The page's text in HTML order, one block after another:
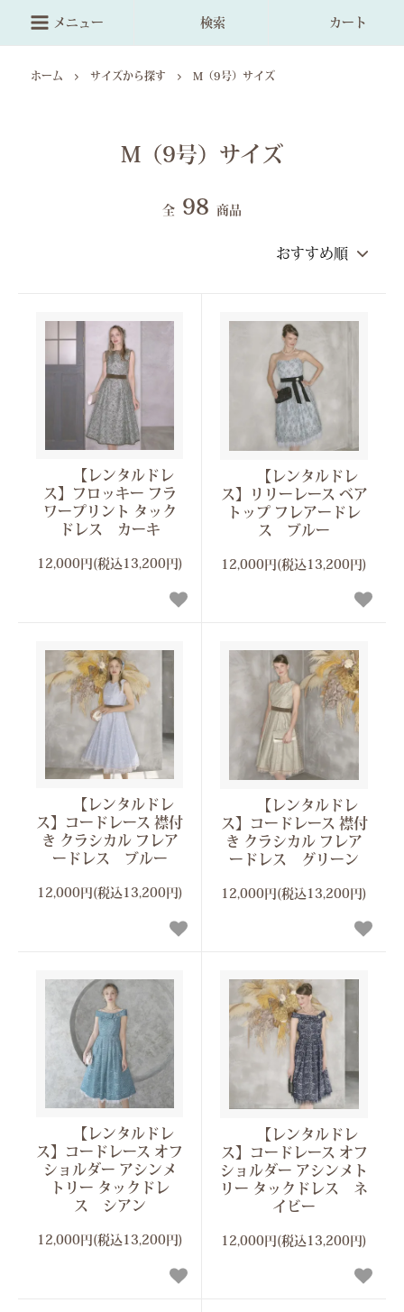
メニュー 検索 カート
ホーム サイズから探す M（9号）サイズ
M（9号）サイズ
全 98 商品
【レンタルドレ
ス】フロッキー フラ
ワープリント タック
ドレス カーキ
12,000円(税込13,200円)
【レンタルドレ
ス】リリーレース ベア
トップ フレアードレ
ス ブルー
12,000円(税込13,200円)
【レンタルドレ
ス】コードレース 襟付
き クラシカル フレア
ードレス ブルー
12,000円(税込13,200円)
【レンタルドレ
ス】コードレース 襟付
き クラシカル フレア
ードレス グリーン
12,000円(税込13,200円)
【レンタルドレ
ス】コードレース オフ
ショルダー アシンメ
トリー タックドレ
ス シアン
12,000円(税込13,200円)
【レンタルドレ
ス】コードレース オフ
ショルダー アシンメト
リー タックドレス ネ
イビー
12,000円(税込13,200円)